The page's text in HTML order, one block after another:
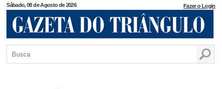
Sábado, 08 de Agosto de 2026 Fazer o Login